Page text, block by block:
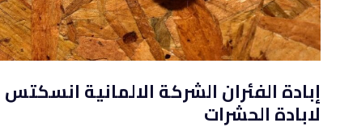
إبادة الفئران الشركة الالمانية انسكتس
لابادة الحشرات